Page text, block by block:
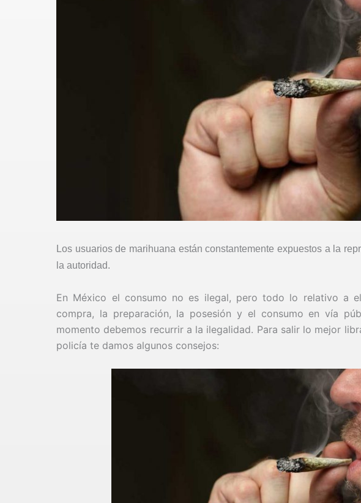
Los usuarios de marihuana están constantemente expuestos a la
la autoridad.
En México el consumo no es ilegal, pero todo lo relativo a
compra, la preparación, la posesión y el consumo en vía
momento debemos recurrir a la ilegalidad. Para salir lo mejor
policía te damos algunos consejos: